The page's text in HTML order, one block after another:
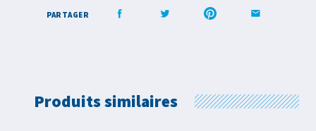
PARTAGER
Produits similaires